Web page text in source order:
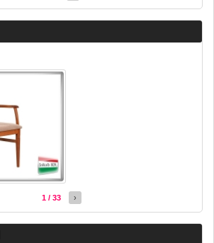
1 / 33 ›